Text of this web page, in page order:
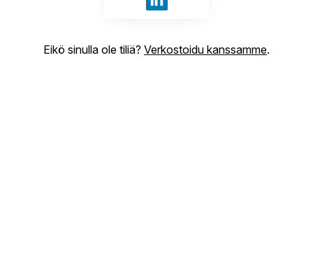
Kirjaudu sisään tunnuksilla
Eikö sinulla ole tiliä? Verkostoidu kanssamme.